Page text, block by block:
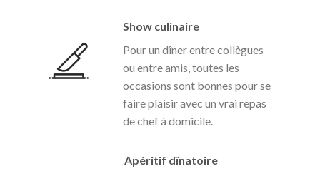
Show culinaire
Pour un dîner entre collègues
ou entre amis, toutes les
occasions sont bonnes pour se
faire plaisir avec un vrai repas
de chef à domicile.
Apéritif dînatoire